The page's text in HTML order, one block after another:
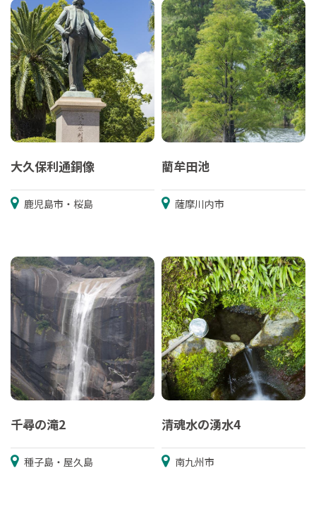
大久保利通銅像
鹿児島市・桜島
藺牟田池
薩摩川内市
千尋の滝2
種子島・屋久島
清魂水の湧水4
南九州市